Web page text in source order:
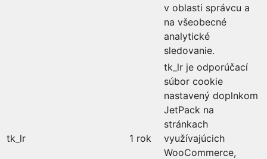
v oblasti správcu a
na všeobecné
analytické
sledovanie.
tk_lr 1 rok
tk_lr je odporúčací
súbor cookie
nastavený doplnkom
JetPack na
stránkach
využívajúcich
WooCommerce,